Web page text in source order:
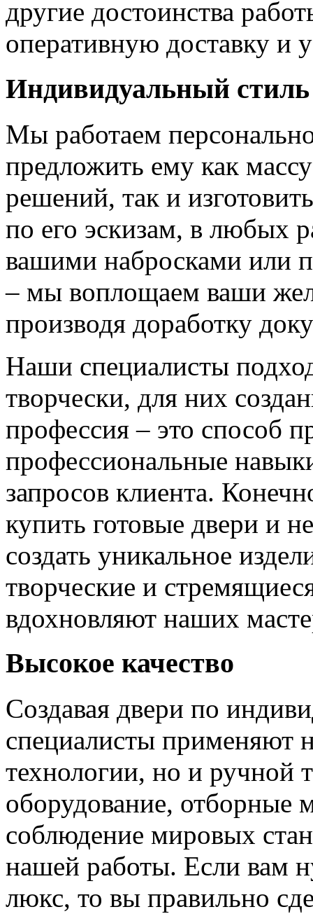
другие достоинства
оперативную доставку и
Индивидуальный стиль
Мы работаем
предложить ему как
решений, так и
по его эскизам, в любых
вашими набросками или
– мы воплощаем ваши
производя доработку
Наши специалисты
творчески, для них
профессия – это способ
профессиональные
запросов клиента.
купить готовые двери и
создать уникальное
творческие и
вдохновляют наших
Высокое качество
Создавая двери по
специалисты применяют
технологии, но и ручной
оборудование, отборные
соблюдение мировых
нашей работы. Если вам
люкс, то вы правильно